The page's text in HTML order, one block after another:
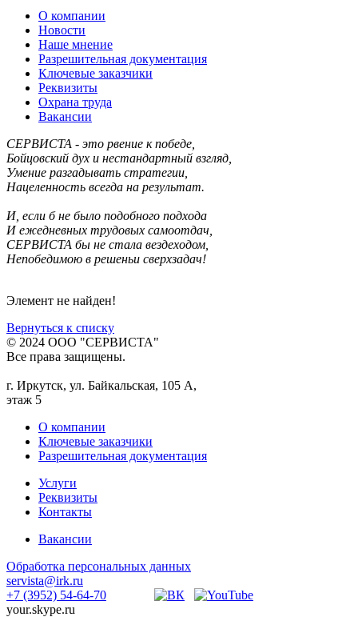
О компании
Новости
Наше мнение
Разрешительная документация
Ключевые заказчики
Реквизиты
Охрана труда
Вакансии
СЕРВИСТА - это рвение к победе,
Бойцовский дух и нестандартный взгляд,
Умение разгадывать стратегии,
Нацеленность всегда на результат.
И, если б не было подобного подхода
И ежедневных трудовых самоотдач,
СЕРВИСТА бы не стала вездеходом,
Непобедимою в решеньи сверхзадач!
Элемент не найден!
Вернуться к списку
© 2024 ООО "СЕРВИСТА"
Все права защищены.
г. Иркутск, ул. Байкальская, 105 А,
этаж 5
О компании
Ключевые заказчики
Разрешительная документация
Услуги
Реквизиты
Контакты
Вакансии
Обработка персональных данных
servista@irk.ru
+7 (3952) 54-64-70
your.skype.ru